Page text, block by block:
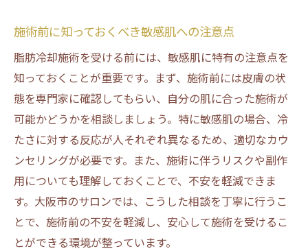
アプローチ
脂肪冷却での成功例とその秘訣
大阪市のサロンで受けられる特別なケア
大阪市の脂肪冷却で理想のボディを！敏感肌に
優しい施術の魅力
脂肪冷却の魅力と敏感肌への効果
大阪市で人気の脂肪冷却施術を徹底解説
敏感肌におすすめの脂肪冷却の施術工程
施術後の肌に優しい日常ケア方法
脂肪冷却での具体的な効果と実績
施術前に知っておくべき敏感肌への注意点
脂肪冷却施術を受ける前には、敏感肌に特有の注意点を
知っておくことが重要です。まず、施術前には皮膚の状
態を専門家に確認してもらい、自分の肌に合った施術が
可能かどうかを相談しましょう。特に敏感肌の場合、冷
たさに対する反応が人それぞれ異なるため、適切なカウ
ンセリングが必要です。また、施術に伴うリスクや副作
用についても理解しておくことで、不安を軽減できま
す。大阪市のサロンでは、こうした相談を丁寧に行うこ
とで、施術前の不安を軽減し、安心して施術を受けるこ
とができる環境が整っています。